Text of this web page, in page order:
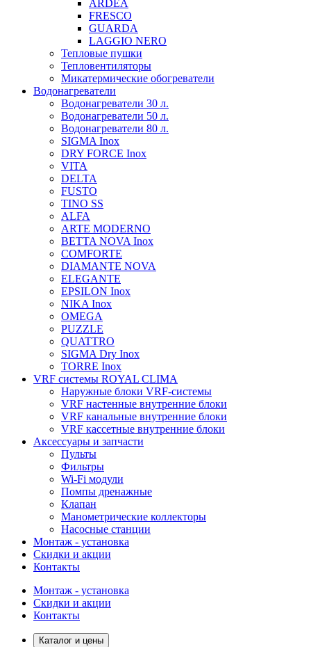
ARDEA
FRESCO
GUARDA
LAGGIO NERO
Тепловые пушки
Тепловентиляторы
Микатермические обогреватели
Водонагреватели
Водонагреватели 30 л.
Водонагреватели 50 л.
Водонагреватели 80 л.
SIGMA Inox
DRY FORCE Inox
VITA
DELTA
FUSTO
TINO SS
ALFA
ARTE MODERNO
BETTA NOVA Inox
COMFORTE
DIAMANTE NOVA
ELEGANTE
EPSILON Inox
NIKA Inox
OMEGA
PUZZLE
QUATTRO
SIGMA Dry Inox
TORRE Inox
VRF системы ROYAL CLIMA
Наружные блоки VRF-системы
VRF настенные внутренние блоки
VRF канальные внутренние блоки
VRF кассетные внутренние блоки
Аксессуары и запчасти
Пульты
Фильтры
Wi-Fi модули
Помпы дренажные
Клапан
Манометрические коллекторы
Насосные станции
Монтаж - установка
Скидки и акции
Контакты
Монтаж - установка
Скидки и акции
Контакты
Каталог и цены